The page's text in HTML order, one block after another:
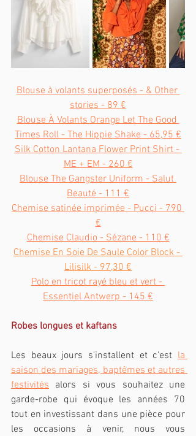
Blouse à volants superposés - & Other
stories - 89 €
Blouse À Volants Orange Let The Good
Times Roll - The Hippie Shake - 65,95 €
Silk Cotton Lantana Flower Print Shirt -
ME + EM - 260 €
Blouse The Gangster Uniform - Salut
Beauté - 111 €
Chemise satinée imprimée - Pucci - 790
€
Chemise Claudio - Sézane - 110 €
Chemise En Soie De Saule Color Block -
Lilisilk - 97,30 €
Polo en tricot rayé bleu et vert -
Essentiel Antwerp - 145 €
Robes longues et kaftans
Les beaux jours s'installent et c'est la
saison des mariages, baptêmes et autres
festivités alors si vous souhaitez une
garde-robe qui évoque les années 70
tout en investissant dans une pièce pour
les occasions à venir, nous vous